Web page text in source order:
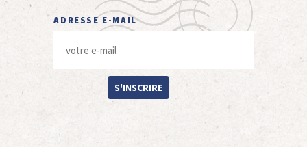
ADRESSE E-MAIL
S'INSCRIRE